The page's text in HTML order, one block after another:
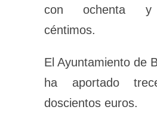
con ochenta
céntimos.
El Ayuntamiento de
ha aportado
doscientos euros.